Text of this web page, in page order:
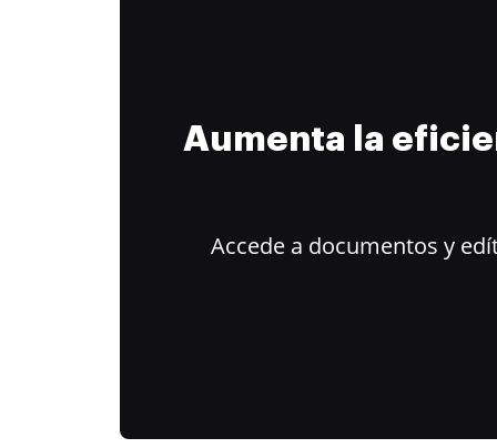
Aumenta la
Accede a documentos y